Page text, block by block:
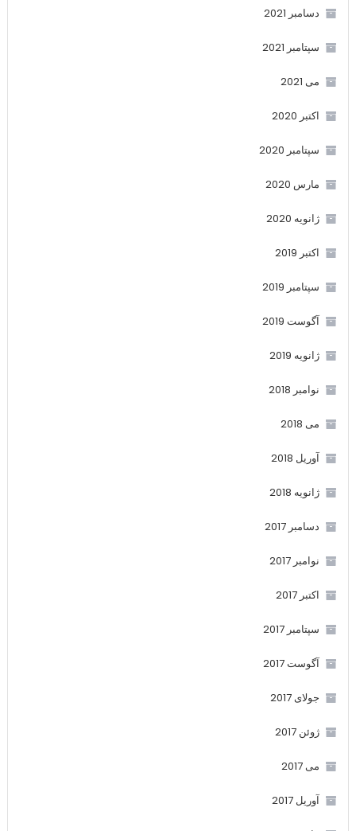
دسامبر 2021
سپتامبر 2021
می 2021
اکتبر 2020
سپتامبر 2020
مارس 2020
ژانویه 2020
اکتبر 2019
سپتامبر 2019
آگوست 2019
ژانویه 2019
نوامبر 2018
می 2018
آوریل 2018
ژانویه 2018
دسامبر 2017
نوامبر 2017
اکتبر 2017
سپتامبر 2017
آگوست 2017
جولای 2017
ژوئن 2017
می 2017
آوریل 2017